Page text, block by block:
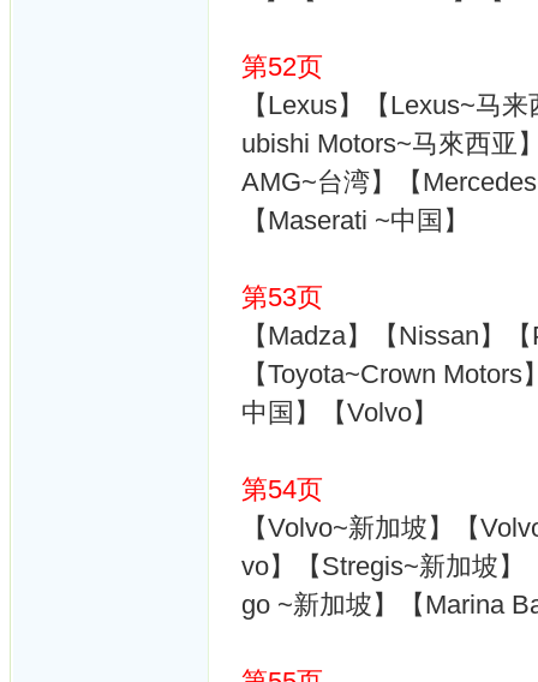
第52页
【Lexus】【Lexus~马
ubishi Motors~马來西亚
AMG~台湾】【
【Maserati ~中国】
第53页
【Madza】【Nissan】
【Toyota~Crown
中国】【Volvo】
第54页
【Volvo~新加坡】【
vo】【Stregis~新加坡】
go ~新加坡】【Marina